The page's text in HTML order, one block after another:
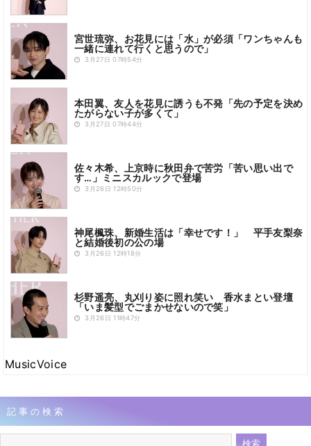
宮世琉弥、お花見には「水」が必須「ワンちゃんも
一緒に連れて行くと思うので」
3月27日 07時54分
本田翼、友人を花見に誘うも不発「先の予定を決め
たがらない子が多くて」
3月27日 07時44分
佐々木希、上京時に秋田弁で苦労「苦い思い出で
す…」ミニスカルックで登場
3月26日 12時50分
神尾楓珠、新婚生活は「幸せです！」 平手友梨奈
と結婚後初の公の場
3月26日 12時18分
杉野遥亮、丸刈り姿に照れ笑い 香水まとい登壇
「いま髪型でごまかせないので笑」
3月26日 11時47分
MusicVoice
記事の検索